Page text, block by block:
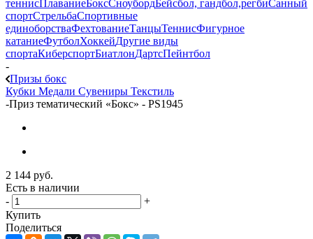
теннисПлаваниеБоксСноубордБейсбол, гандбол,регбиСанный
спортСтрельбаСпортивные
единоборстваФехтованиеТанцыТеннисФигурное
катаниеФутболХоккейДругие виды
спортаКиберспортБиатлонДартсПейнтбол
-
Призы бокс
Кубки Медали Сувениры Текстиль
-Приз тематический «Бокс» - PS1945
2 144 руб.
Есть в наличии
-
+
Купить
Поделиться